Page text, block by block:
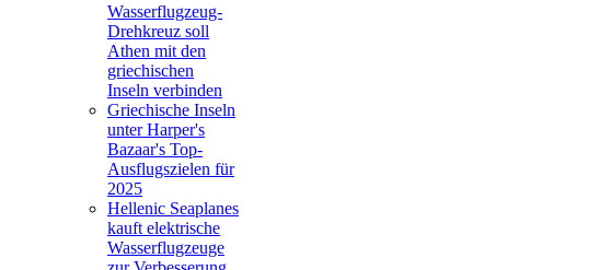
Wasserflugzeug-
Drehkreuz soll
Athen mit den
griechischen
Inseln verbinden
Griechische Inseln
unter Harper's
Bazaar's Top-
Ausflugszielen für
2025
Hellenic Seaplanes
kauft elektrische
Wasserflugzeuge